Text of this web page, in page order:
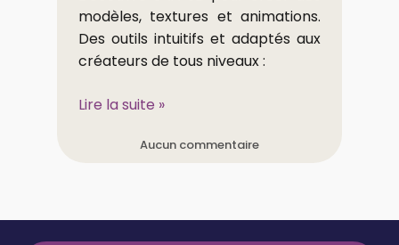
modèles, textures et animations.
Des outils intuitifs et adaptés aux
créateurs de tous niveaux :
Lire la suite »
Aucun commentaire